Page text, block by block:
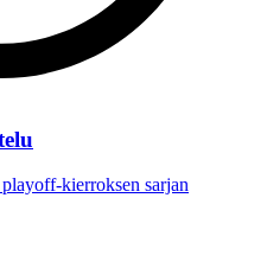
kierroksen sarjan